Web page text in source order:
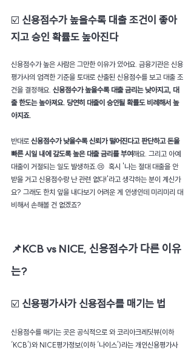
☑️ 신용점수가 높을수록 대출 조건이 좋아
지고 승인 확률도 높아진다
신용점수가 높은 사람은 그만한 이유가 있어요. 금융기관은 신용
평가사의 엄격한 기준을 토대로 산출된 신용점수를 보고 대출 조
건을 결정해요. 신용점수가 높을수록 대출 금리는 낮아지고, 대
출 한도는 높아져요. 당연히 대출이 승인될 확률도 비례해서 높
아지죠.
반대로 신용점수가 낮을수록 신뢰가 떨어진다고 판단하고 돈을
빠른 시일 내에 갚도록 높은 대출 금리를 부여해요. 그리고 아예
대출이 거절되는 일도 발생하죠.😢  혹시 '나는 절대 대출을 안
받을 거고 신용점수랑 난 관련 없다!'라고 생각하는 분이 계신가
요? 그래도 한치 앞을 내다보기 어려운 게 인생인데 미리미리 대
비해서 손해볼 건 없겠죠?
📌KCB vs NICE, 신용점수가 다른 이유
는?
☑️ 신용평가사가 신용점수를 매기는 법
신용점수를 매기는 곳은 공식적으로 와 코리아크레딧뷰(이하
‘KCB’)와 NICE평가정보(이하 ‘나이스’)라는 개인신용평가사